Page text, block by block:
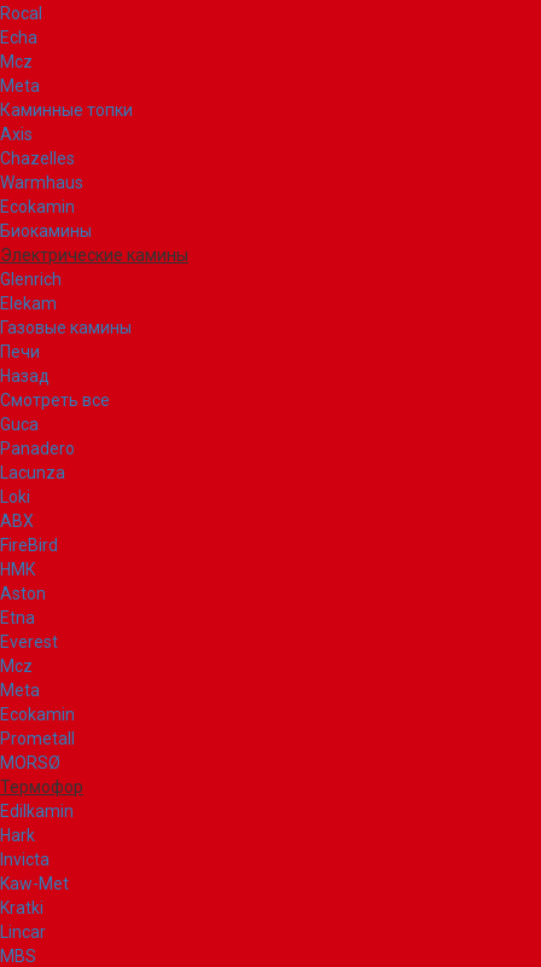
Rocal
Echa
Mcz
Meta
Каминные топки
Axis
Chazelles
Warmhaus
Ecokamin
Биокамины
Электрические камины
Glenrich
Elekam
Газовые камины
Печи
Назад
Смотреть все
Guca
Panadero
Lacunza
Loki
ABX
FireBird
НМК
Aston
Etna
Everest
Mcz
Meta
Ecokamin
Prometall
MORSØ
Термофор
Edilkamin
Hark
Invicta
Kaw-Met
Kratki
Lincar
MBS